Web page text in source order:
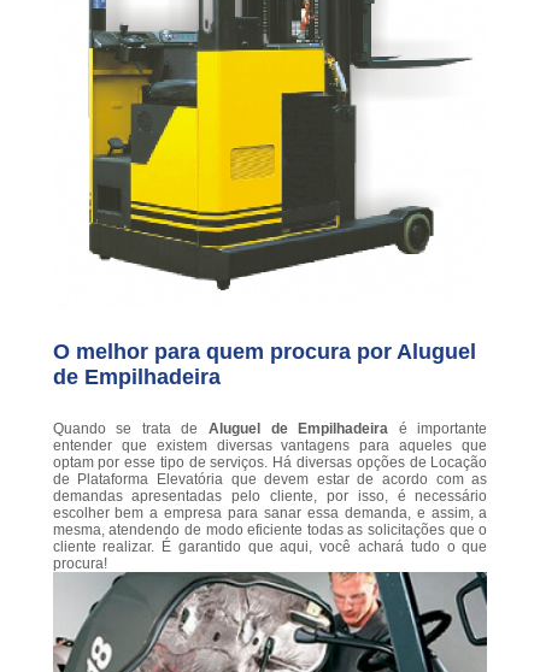
O melhor para quem procura por Aluguel
de Empilhadeira
Quando se trata de Aluguel de Empilhadeira é importante
entender que existem diversas vantagens para aqueles que
optam por esse tipo de serviços. Há diversas opções de Locação
de Plataforma Elevatória que devem estar de acordo com as
demandas apresentadas pelo cliente, por isso, é necessário
escolher bem a empresa para sanar essa demanda, e assim, a
mesma, atendendo de modo eficiente todas as solicitações que o
cliente realizar. É garantido que aqui, você achará tudo o que
procura!